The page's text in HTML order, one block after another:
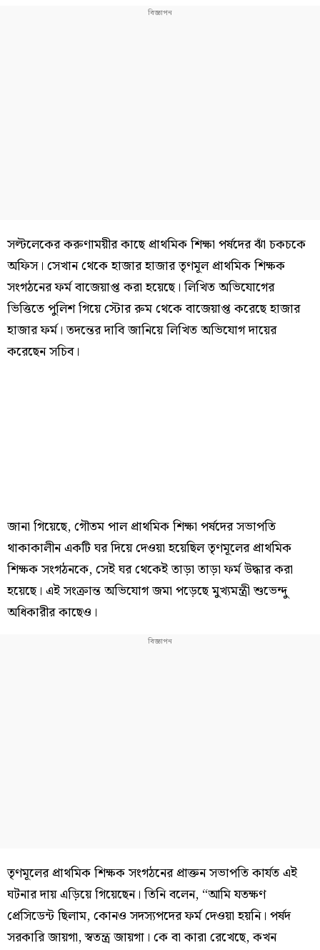
সল্টলেকের করুণাময়ীর কাছে প্রাথমিক শিক্ষা পর্ষদের ঝাঁ চকচকে
অফিস। সেখান থেকে হাজার হাজার তৃণমূল প্রাথমিক শিক্ষক
সংগঠনের ফর্ম বাজেয়াপ্ত করা হয়েছে। লিখিত অভিযোগের
ভিত্তিতে পুলিশ গিয়ে স্টোর রুম থেকে বাজেয়াপ্ত করেছে হাজার
হাজার ফর্ম। তদন্তের দাবি জানিয়ে লিখিত অভিযোগ দায়ের
করেছেন সচিব।
জানা গিয়েছে, গৌতম পাল প্রাথমিক শিক্ষা পর্ষদের সভাপতি
থাকাকালীন একটি ঘর দিয়ে দেওয়া হয়েছিল তৃণমূলের প্রাথমিক
শিক্ষক সংগঠনকে, সেই ঘর থেকেই তাড়া তাড়া ফর্ম উদ্ধার করা
হয়েছে। এই সংক্রান্ত অভিযোগ জমা পড়েছে মুখ‍্যমন্ত্রী শুভেন্দু
অধিকারীর কাছেও।
তৃণমূলের প্রাথমিক শিক্ষক সংগঠনের প্রাক্তন সভাপতি কার্যত এই
ঘটনার দায় এড়িয়ে গিয়েছেন। তিনি বলেন, “আমি যতক্ষণ
প্রেসিডেন্ট ছিলাম, কোনও সদস্যপদের ফর্ম দেওয়া হয়নি। পর্ষদ
সরকারি জায়গা, স্বতন্ত্র জায়গা। কে বা কারা রেখেছে, কখন